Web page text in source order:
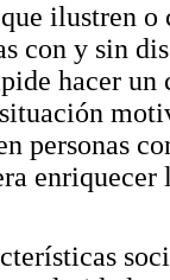
ilustren o
con y sin
hacer un
personas